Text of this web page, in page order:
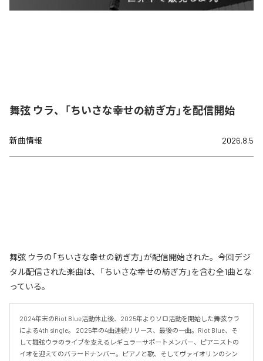
舞弦 ウラ、「ちいさな幸せの紡ぎ方」を配信開始
新曲情報 2026.8.5
舞弦 ウラの「ちいさな幸せの紡ぎ方」が配信開始された。今回デジ
タル配信された楽曲は、「ちいさな幸せの紡ぎ方」を含む全1曲とな
っている。
2024年末のRiot Blue活動休止後、2025年よりソロ活動を開始した舞弦ウラ
による4th single。 2025年の4曲連続リリース、最後の一曲。Riot Blue、そ
して舞弦ウラのライブを支えるレギュラーサポートメンバー、ピアニストの
イオを迎えてのバラードナンバー。ピアノと歌、そしてヴァイオリンのシン